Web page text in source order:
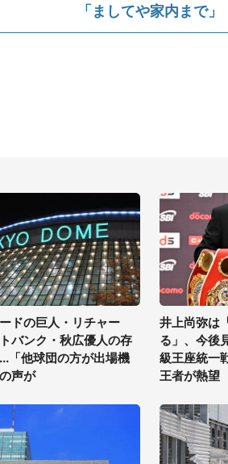
「ましてや家内まで」
ドの巨人・リチャー
バンク・秋広優人の存
「他球団の方が出場機
声が
井上尚弥は
る」、今後
級王座統一
王者が熱望